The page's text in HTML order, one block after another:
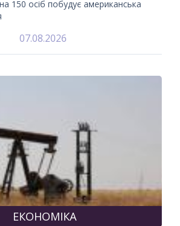
150 осіб побудує американська
07.08.2026
ЕКОНОМІКА